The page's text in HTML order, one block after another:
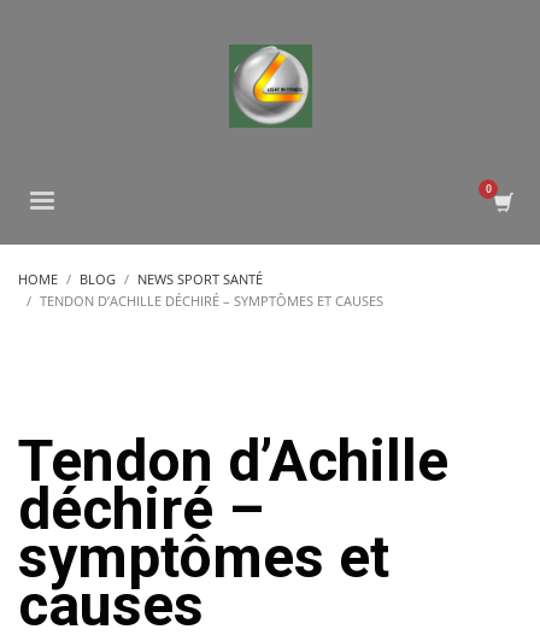
HOME BLOG
NEWS SPORT SANTÉ
TENDON D’ACHILLE DÉCHIRÉ – SYMPTÔMES ET CAUSES
Tendon d’Achille
déchiré –
symptômes et
causes